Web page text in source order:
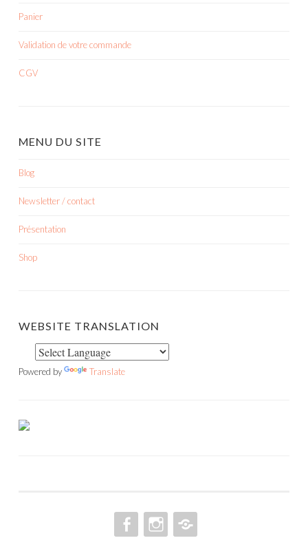
Panier
Validation de votre commande
CGV
MENU DU SITE
Blog
Newsletter / contact
Présentation
Shop
WEBSITE TRANSLATION
Powered by Translate